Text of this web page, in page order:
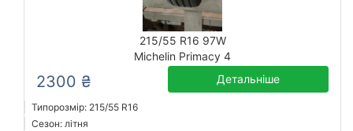
215/55 R16 97W
Michelin Primacy 4
2300 ₴ Детальніше
Типорозмір: 215/55 R16
Сезон: літня